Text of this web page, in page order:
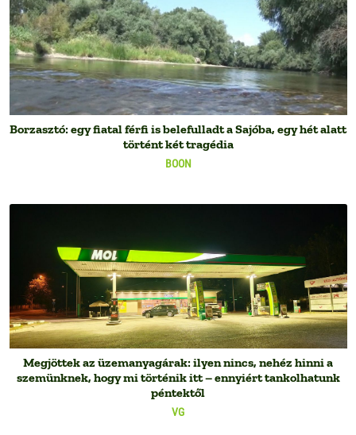
BOON
Borzasztó: egy fiatal férfi is belefulladt a Sajóba, egy hét alatt
történt két tragédia
VG
Megjöttek az üzemanyagárak: ilyen nincs, nehéz hinni a
szemünknek, hogy mi történik itt – ennyiért tankolhatunk
péntektől